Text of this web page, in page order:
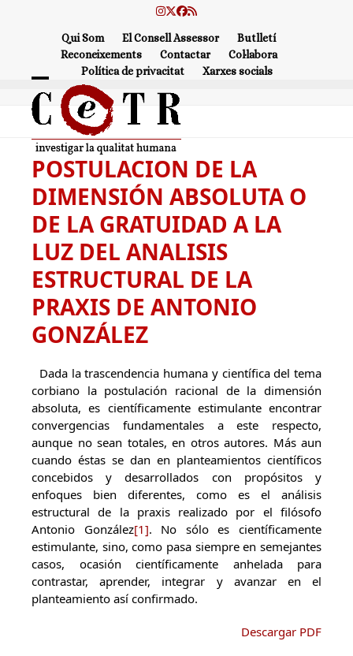
Instagram
Twitter
Facebook
RSS
Qui Som El Consell Assessor
Butlletí
Reconeixements
Contactar
Col·labora
Política de privacitat
Xarxes socials
Open
mobile
menu
Close
mobile
menu
POSTULACION DE LA
DIMENSIÓN ABSOLUTA O
DE LA GRATUIDAD A LA
LUZ DEL ANALISIS
ESTRUCTURAL DE LA
PRAXIS DE ANTONIO
GONZÁLEZ
Dada la trascendencia humana y científica del tema
corbiano la postulación racional de la dimensión
absoluta, es científicamente estimulante encontrar
convergencias fundamentales a este respecto,
aunque no sean totales, en otros autores. Más aun
cuando éstas se dan en planteamientos científicos
concebidos y desarrollados con propósitos y
enfoques bien diferentes, como es el análisis
estructural de la praxis realizado por el filósofo
Antonio González[1]. No sólo es científicamente
estimulante, sino, como pasa siempre en semejantes
casos, ocasión científicamente anhelada para
contrastar, aprender, integrar y avanzar en el
planteamiento así confirmado.
Descargar PDF